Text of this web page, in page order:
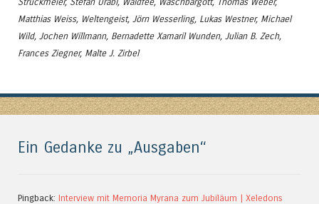
Matthias Weiss, Weltengeist, Jörn Wesserling, Lukas Westner, Michael
Wild, Jochen Willmann, Bernadette Xamaril Wunden, Julian B. Zech,
Frances Ziegner, Malte J. Zirbel
Ein Gedanke zu „Ausgaben“
Pingback: Interview mit Memoria Myrana zum Jubiläum | Xeledons